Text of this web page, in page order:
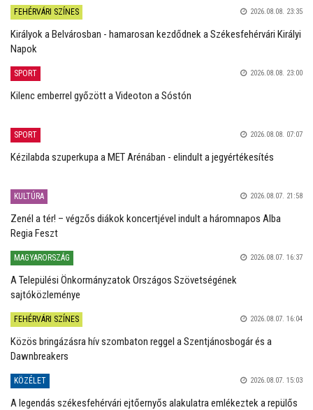
FEHÉRVÁRI SZÍNES 2026.08.08. 23:35
Királyok a Belvárosban - hamarosan kezdődnek a Székesfehérvári Királyi
Napok
SPORT 2026.08.08. 23:00
Kilenc emberrel győzött a Videoton a Sóstón
SPORT 2026.08.08. 07:07
Kézilabda szuperkupa a MET Arénában - elindult a jegyértékesítés
KULTÚRA 2026.08.07. 21:58
Zenél a tér! – végzős diákok koncertjével indult a háromnapos Alba
Regia Feszt
MAGYARORSZÁG 2026.08.07. 16:37
A Települési Önkormányzatok Országos Szövetségének
sajtóközleménye
FEHÉRVÁRI SZÍNES 2026.08.07. 16:04
Közös bringázásra hív szombaton reggel a Szentjánosbogár és a
Dawnbreakers
KÖZÉLET 2026.08.07. 15:03
A legendás székesfehérvári ejtőernyős alakulatra emlékeztek a repülős